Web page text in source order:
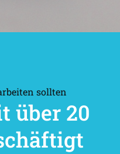
sollten
über 20